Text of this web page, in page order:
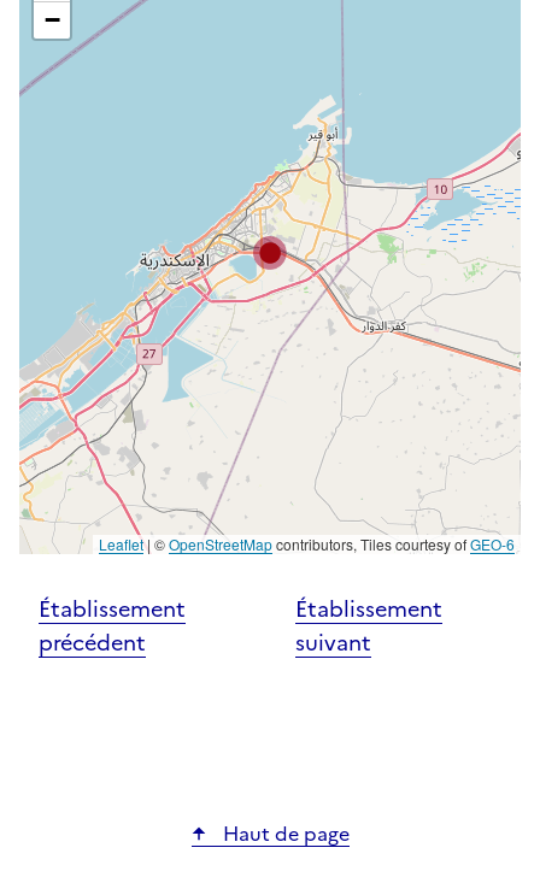
−
Leaflet| ©OpenStreetMapcontributors, Tiles courtesy ofGEO-6
Établissement
précédent
Établissement
suivant
Haut de page